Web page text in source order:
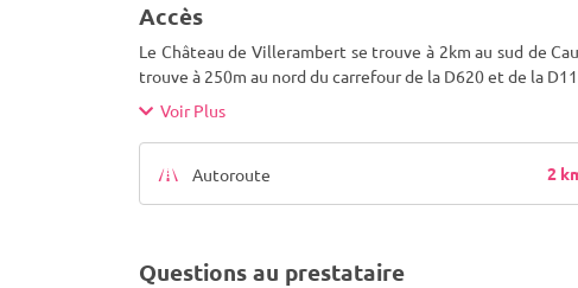
Accès
Le Château de Villerambert se trouve à 2km au sud de
trouve à 250m au nord du carrefour de la D620 et de la
Voir Plus
Autoroute 2
Questions au prestataire